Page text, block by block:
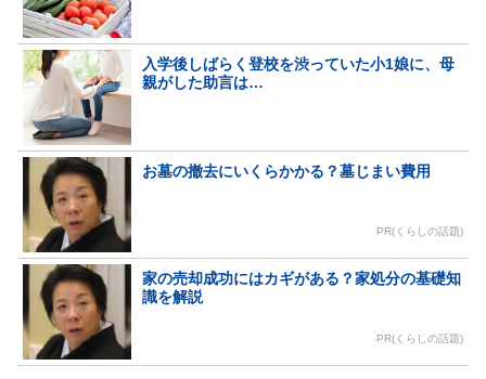
入学後しばらく登校を渋っていた小1娘に、母
親がした助言は…
お墓の撤去にいくらかかる？墓じまい費用
PR(くらしの話題)
家の売却成功にはカギがある？家処分の基礎知
識を解説
PR(くらしの話題)